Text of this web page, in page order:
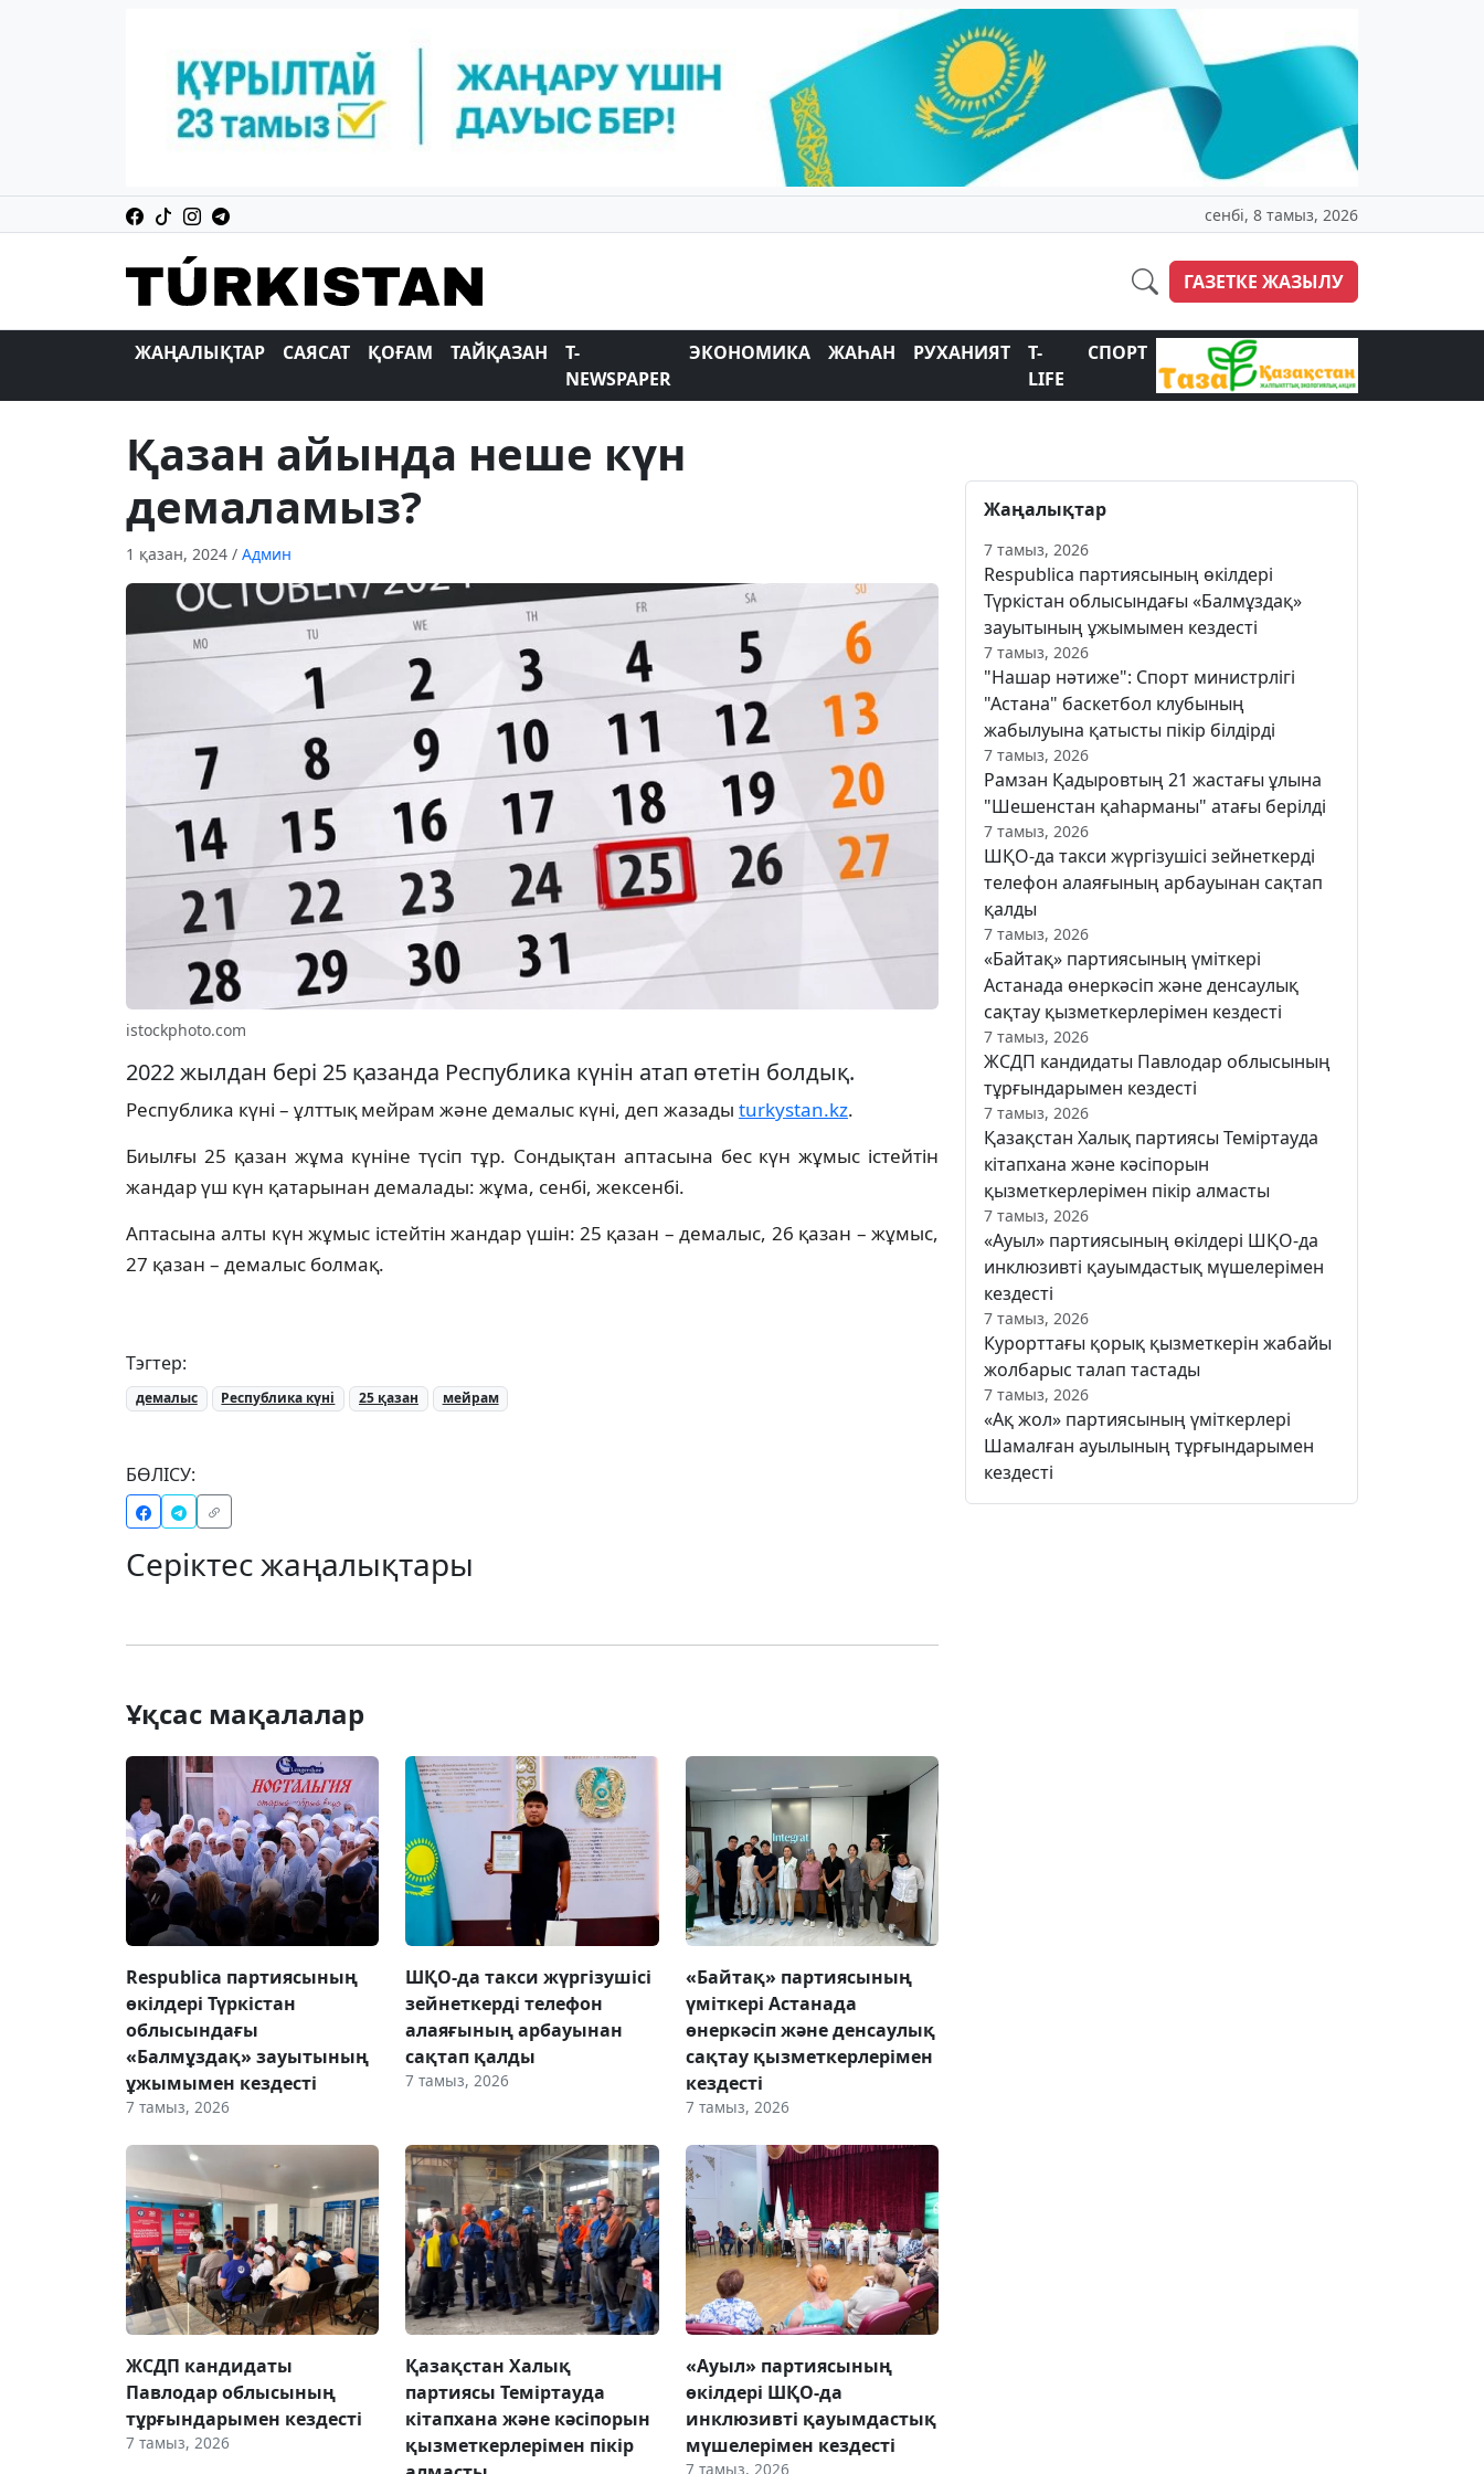
сенбі, 8 тамыз, 2026
ГАЗЕТКЕ ЖАЗЫЛУ
ЖАҢАЛЫҚТАР САЯСАТ ҚОҒАМ ТАЙҚАЗАН
T-
NEWSPAPER
ЭКОНОМИКА ЖАҺАН РУХАНИЯТ
T-
LIFE
СПОРТ
Қазан айында неше күн
демаламыз?
1 қазан, 2024 / Админ
istockphoto.com
2022 жылдан бері 25 қазанда Республика күнін атап өтетін болдық.
Республика күні – ұлттық мейрам және демалыс күні, деп жазады turkystan.kz.
Биылғы 25 қазан жұма күніне түсіп тұр. Сондықтан аптасына бес күн жұмыс істейтін
жандар үш күн қатарынан демалады: жұма, сенбі, жексенбі.
Аптасына алты күн жұмыс істейтін жандар үшін: 25 қазан – демалыс, 26 қазан – жұмыс,
27 қазан – демалыс болмақ.
Тэгтер:
демалыс Республика күні 25 қазан мейрам
БӨЛІСУ:
Серіктес жаңалықтары
Ұқсас мақалалар
Respublica партиясының
өкілдері Түркістан
облысындағы
«Балмұздақ» зауытының
ұжымымен кездесті
7 тамыз, 2026
ШҚО-да такси жүргізушісі
зейнеткерді телефон
алаяғының арбауынан
сақтап қалды
7 тамыз, 2026
«Байтақ» партиясының
үміткері Астанада
өнеркәсіп және денсаулық
сақтау қызметкерлерімен
кездесті
7 тамыз, 2026
ЖСДП кандидаты
Павлодар облысының
тұрғындарымен кездесті
7 тамыз, 2026
Қазақстан Халық
партиясы Теміртауда
кітапхана және кәсіпорын
қызметкерлерімен пікір
«Ауыл» партиясының
өкілдері ШҚО-да
инклюзивті қауымдастық
мүшелерімен кездесті
7 тамыз, 2026
Жаңалықтар
7 тамыз, 2026
Respublica партиясының өкілдері
Түркістан облысындағы «Балмұздақ»
зауытының ұжымымен кездесті
7 тамыз, 2026
"Нашар нәтиже": Спорт министрлігі
"Астана" баскетбол клубының
жабылуына қатысты пікір білдірді
7 тамыз, 2026
Рамзан Қадыровтың 21 жастағы ұлына
"Шешенстан қаһарманы" атағы берілді
7 тамыз, 2026
ШҚО-да такси жүргізушісі зейнеткерді
телефон алаяғының арбауынан сақтап
қалды
7 тамыз, 2026
«Байтақ» партиясының үміткері
Астанада өнеркәсіп және денсаулық
сақтау қызметкерлерімен кездесті
7 тамыз, 2026
ЖСДП кандидаты Павлодар облысының
тұрғындарымен кездесті
7 тамыз, 2026
Қазақстан Халық партиясы Теміртауда
кітапхана және кәсіпорын
қызметкерлерімен пікір алмасты
7 тамыз, 2026
«Ауыл» партиясының өкілдері ШҚО-да
инклюзивті қауымдастық мүшелерімен
кездесті
7 тамыз, 2026
Курорттағы қорық қызметкерін жабайы
жолбарыс талап тастады
7 тамыз, 2026
«Ақ жол» партиясының үміткерлері
Шамалған ауылының тұрғындарымен
кездесті